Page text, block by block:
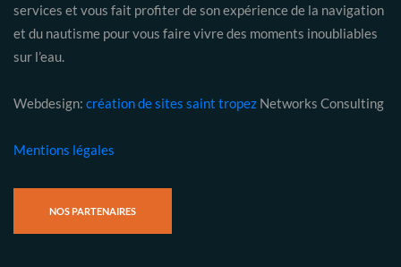
services et vous fait profiter de son expérience de la navigation
et du nautisme pour vous faire vivre des moments inoubliables
sur l’eau.
Webdesign: création de sites saint tropez Networks Consulting
Mentions légales
NOS PARTENAIRES